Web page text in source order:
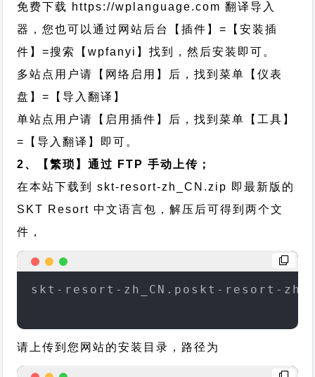
免费下载 https://wplanguage.com 翻译导入
器，您也可以通过网站后台【插件】=【安装插
件】=搜索【wpfanyi】找到，然后安装即可。
多站点用户请【网络启用】后，找到菜单【仪表
盘】=【导入翻译】
单站点用户请【启用插件】后，找到菜单【工具】
=【导入翻译】即可。
2、【繁琐】通过 FTP 手动上传；
在本站下载到skt-resort-zh_CN.zip 即最新版的
SKT Resort 中文语言包，解压后可得到两个文
件，
skt-resort-zh_CN.poskt-resort-
请上传到您网站的安装目录，路径为